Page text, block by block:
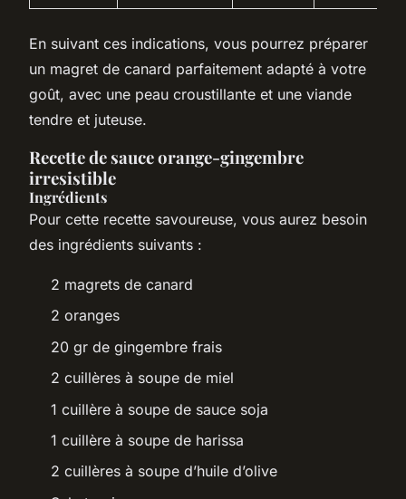
En suivant ces indications, vous pourrez préparer
un magret de canard parfaitement adapté à votre
goût, avec une peau croustillante et une viande
tendre et juteuse.
Recette de sauce orange-gingembre
irresistible
Ingrédients
Pour cette recette savoureuse, vous aurez besoin
des ingrédients suivants :
2 magrets de canard
2 oranges
20 gr de gingembre frais
2 cuillères à soupe de miel
1 cuillère à soupe de sauce soja
1 cuillère à soupe de harissa
2 cuillères à soupe d’huile d’olive